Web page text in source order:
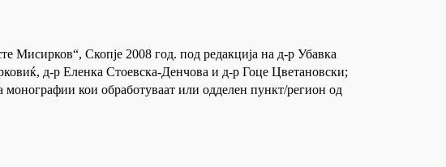
Скопје 2008 год. под редакција на д-р Убавка
д-р Еленка Стоевска-Денчова и д-р Гоце Цветановски;
кои обработуваат или одделен пункт/регион од